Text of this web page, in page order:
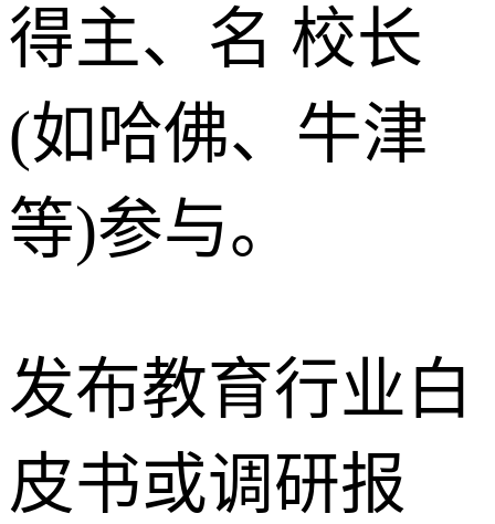
得主、名 校长
(如哈佛、牛津
等)参与。
发布教育行业白
皮书或调研报